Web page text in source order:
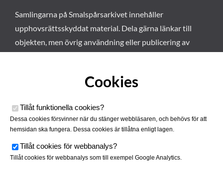
Samlingarna på Smalspårsarkivet innehåller
upphovsrättsskyddat material. Dela gärna länkar till
objekten, men övrig användning eller publicering av
Cookies
Tillåt funktionella cookies?
Dessa cookies försvinner när du stänger webbläsaren, och behövs för att
hemsidan ska fungera. Dessa cookies är tillåtna enligt lagen.
Tillåt cookies för webbanalys?
Tillåt cookies för webbanalys som till exempel Google Analytics.